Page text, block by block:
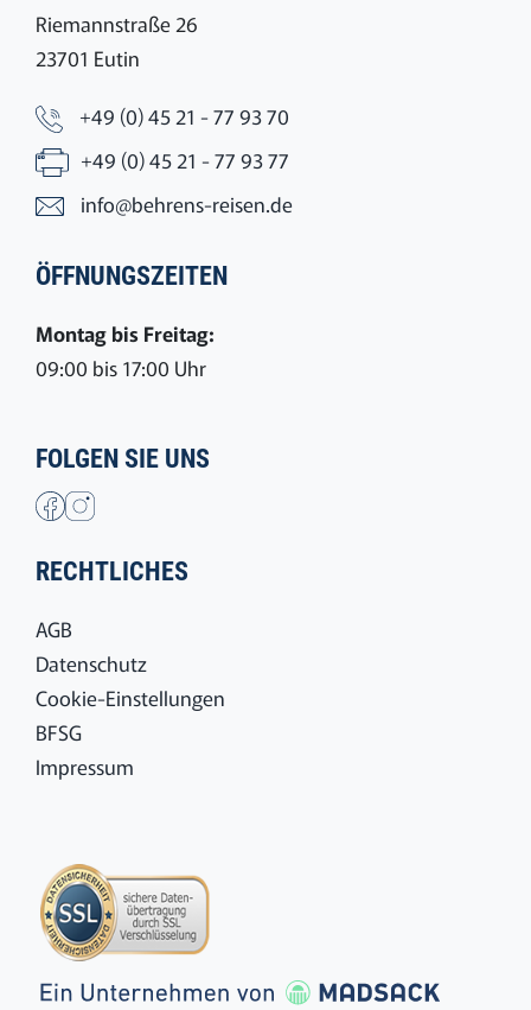
Riemannstraße 26
23701 Eutin
+49 (0) 45 21 - 77 93 70
+49 (0) 45 21 - 77 93 77
info@behrens-reisen.de
ÖFFNUNGSZEITEN
Montag bis Freitag:
09:00 bis 17:00 Uhr
FOLGEN SIE UNS
RECHTLICHES
AGB
Datenschutz
Cookie-Einstellungen
BFSG
Impressum